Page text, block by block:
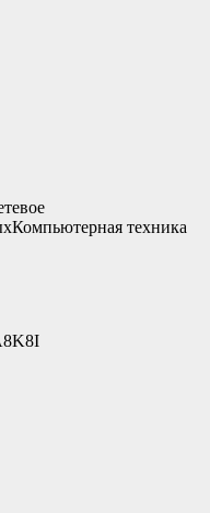
техника